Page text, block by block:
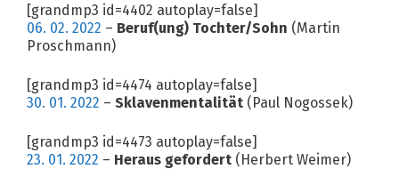
[grandmp3 id=4402 autoplay=false]
06. 02. 2022 – Beruf(ung) Tochter/Sohn (Martin
Proschmann)
[grandmp3 id=4474 autoplay=false]
30. 01. 2022 – Sklavenmentalität (Paul Nogossek)
[grandmp3 id=4473 autoplay=false]
23. 01. 2022 – Heraus gefordert (Herbert Weimer)